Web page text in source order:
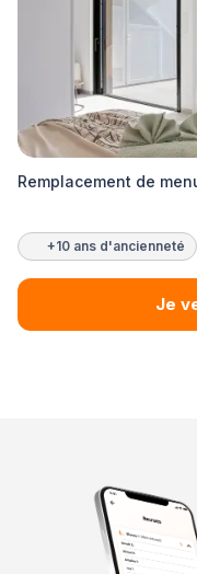
Remplacement de
+10 ans d'ancienneté
Je